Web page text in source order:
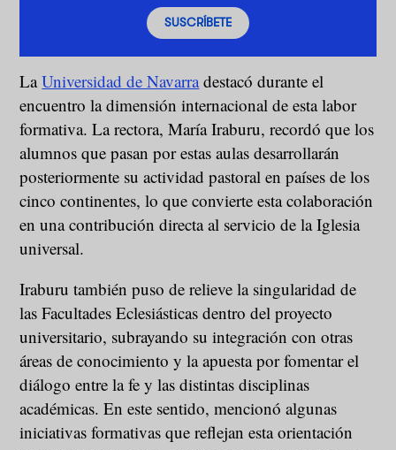
SUSCRÍBETE
LaUniversidad de Navarradestacó durante el
encuentro la dimensión internacional de esta labor
formativa. La rectora, María Iraburu, recordó que los
alumnos que pasan por estas aulas desarrollarán
posteriormente su actividad pastoral en países de los
cinco continentes, lo que convierte esta colaboración
en una contribución directa al servicio de la Iglesia
universal.
Iraburu también puso de relieve la singularidad de
las Facultades Eclesiásticas dentro del proyecto
universitario, subrayando su integración con otras
áreas de conocimiento y la apuesta por fomentar el
diálogo entre la fe y las distintas disciplinas
académicas. En este sentido, mencionó algunas
iniciativas formativas que reflejan esta orientación